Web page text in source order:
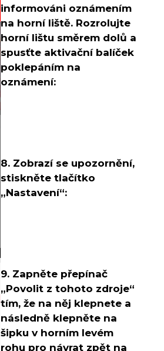
informováni oznámením
na horní liště. Rozrolujte
horní lištu směrem dolů a
spusťte aktivační balíček
poklepáním na
oznámení:
8. Zobrazí se upozornění,
stiskněte tlačítko
„Nastavení“:
9. Zapněte přepínač
„Povolit z tohoto zdroje“
tím, že na něj klepnete a
následně klepněte na
šipku v horním levém
rohu pro návrat zpět na